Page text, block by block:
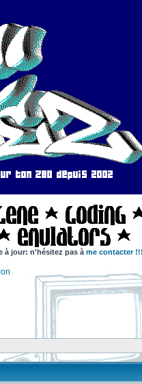
à jour: n'hésitez pas à me contacter !!!